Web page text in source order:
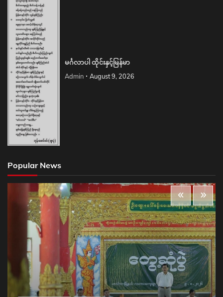
မင်္ဂလာပါ ထိုင်းနှင့်မြန်မာ
Admin August 9, 2026
Popular News